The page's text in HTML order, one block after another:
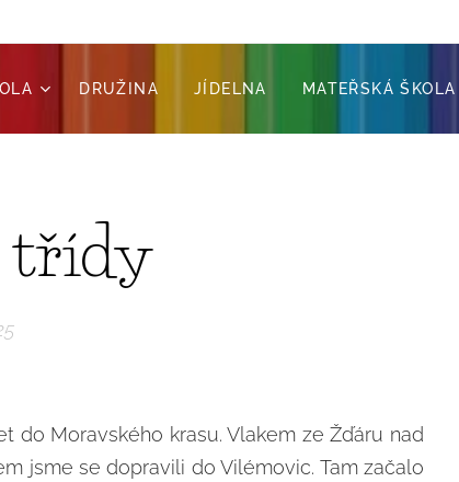
DRUŽINA JÍDELNA MATEŘSKÁ ŠKOLA
třídy
do Moravského krasu. Vlakem ze Žďáru nad
jsme se dopravili do Vilémovic. Tam začalo